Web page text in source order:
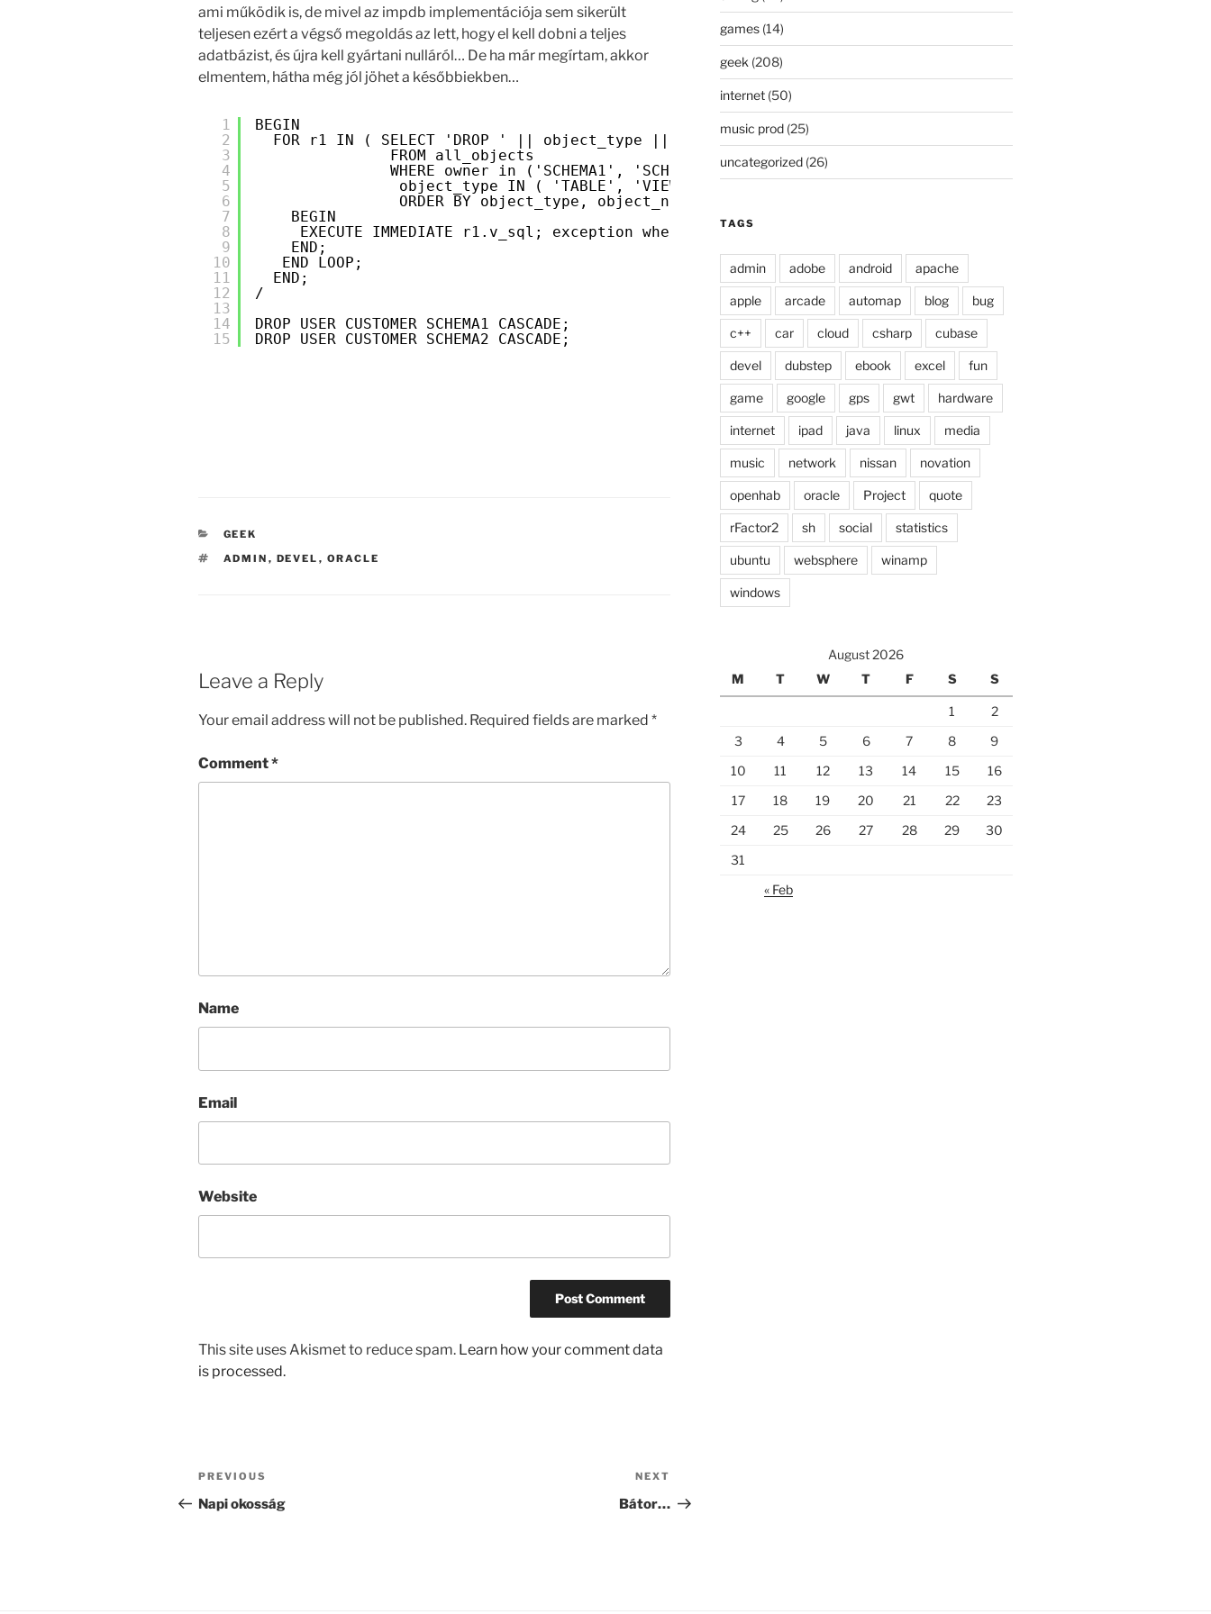
ami működik is, de mivel az impdb implementációja sem sikerült
teljesen ezért a végső megoldás az lett, hogy el kell dobni a teljes
adatbázist, és újra kell gyártani nulláról… De ha már megírtam, akkor
elmentem, hátha még jól jöhet a későbbiekben…
1
2
3
4
5
6
7
8
9
10
11
12
13
14
15
BEGIN
FOR r1 IN ( SELECT 'DROP ' || object_type || ' ' || owner || '.' || object_name || DECODE ( object_type,
FROM all_objects
WHERE owner in ('SCHEMA1', 'SCHEMA2') AND
object_type IN ( 'TABLE', 'VIEW', 'PACKAGE', 'TYPE', 'PROCEDURE', 'FUNCTION', 'TRIGGER',
ORDER BY object_type, object_name ) LOOP
BEGIN
EXECUTE IMMEDIATE r1.v_sql; exception when others then null;
END;
END LOOP;
END;
/
DROP USER CUSTOMER SCHEMA1 CASCADE;
DROP USER CUSTOMER SCHEMA2 CASCADE;
CATEGORIES
GEEK
TAGS
ADMIN , DEVEL , ORACLE
Leave a Reply
Your email address will not be published. Required fields are marked *
Comment*
Name
Email
Website
This site uses Akismet to reduce spam. Learn how your comment data
is processed.
Post
navigation
Previous
Post
PREVIOUS
Napi okosság
Post
NEXT
Bátor…
games(14)
geek (208)
internet(50)
music prod(25)
uncategorized(26)
TAGS
admin adobe android apache
apple arcade automap blog bug
c++ car cloud csharp cubase
devel dubstep ebook excel fun
game google gps gwt hardware
internet ipad java linux media
music network nissan novation
openhab oracle Project quote
rFactor2 sh social statistics
ubuntu websphere winamp
windows
August 2026
M
T W T F S S
1
2
3
4 5 6 7 8
9
10
11 12 13 14 15
16
17
18 19 20 21 22
23
24
25 26 27 28 29
30
31
« Feb